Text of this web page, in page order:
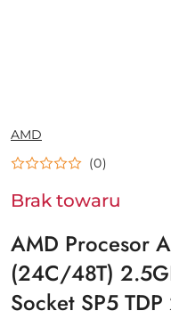
NAZWA
PRODUCENTA:
AMD
(0)
Brak towaru
AMD Procesor
(24C/48T)
Socket SP5